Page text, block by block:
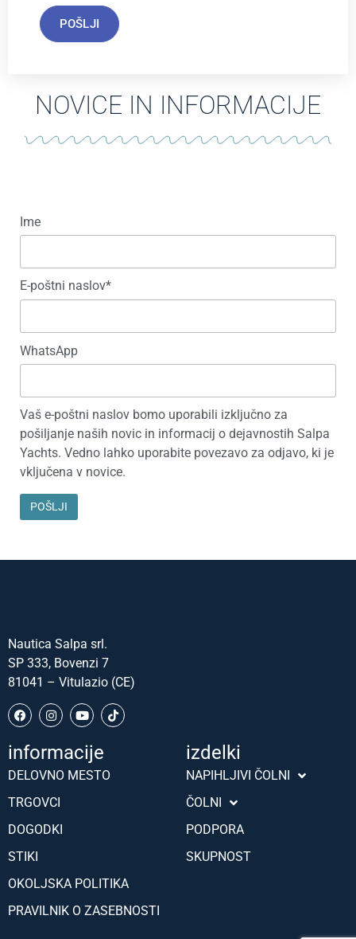
POŠLJI
NOVICE IN INFORMACIJE
Ime
E-poštni naslov*
WhatsApp
Vaš e-poštni naslov bomo uporabili izključno za
pošiljanje naših novic in informacij o dejavnostih Salpa
Yachts. Vedno lahko uporabite povezavo za odjavo, ki je
vključena v novice.
Nautica Salpa srl.
SP 333, Bovenzi 7
81041 – Vitulazio (CE)
informacije
DELOVNO MESTO
TRGOVCI
DOGODKI
STIKI
OKOLJSKA POLITIKA
PRAVILNIK O ZASEBNOSTI
izdelki
NAPIHLJIVI ČOLNI
ČOLNI
PODPORA
SKUPNOST